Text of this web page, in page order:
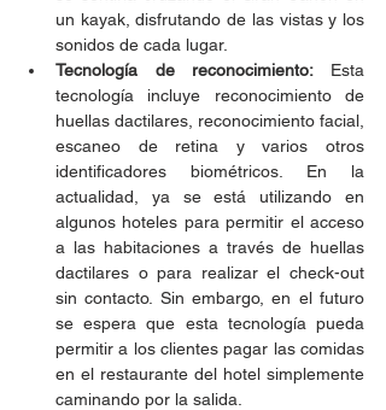
un kayak, disfrutando de las vistas y los
sonidos de cada lugar.
Tecnología de reconocimiento: Esta
tecnología incluye reconocimiento de
huellas dactilares, reconocimiento facial,
escaneo de retina y varios otros
identificadores biométricos. En la
actualidad, ya se está utilizando en
algunos hoteles para permitir el acceso
a las habitaciones a través de huellas
dactilares o para realizar el check-out
sin contacto. Sin embargo, en el futuro
se espera que esta tecnología pueda
permitir a los clientes pagar las comidas
en el restaurante del hotel simplemente
caminando por la salida.